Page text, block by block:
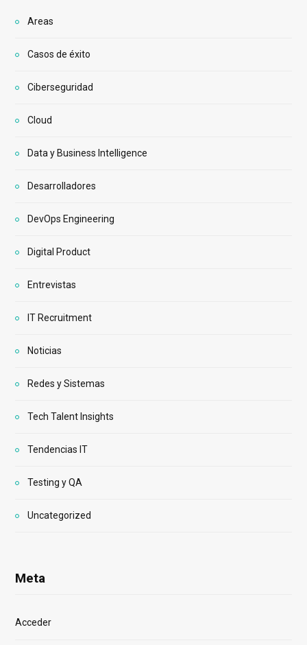
Areas
Casos de éxito
Ciberseguridad
Cloud
Data y Business Intelligence
Desarrolladores
DevOps Engineering
Digital Product
Entrevistas
IT Recruitment
Noticias
Redes y Sistemas
Tech Talent Insights
Tendencias IT
Testing y QA
Uncategorized
Meta
Acceder